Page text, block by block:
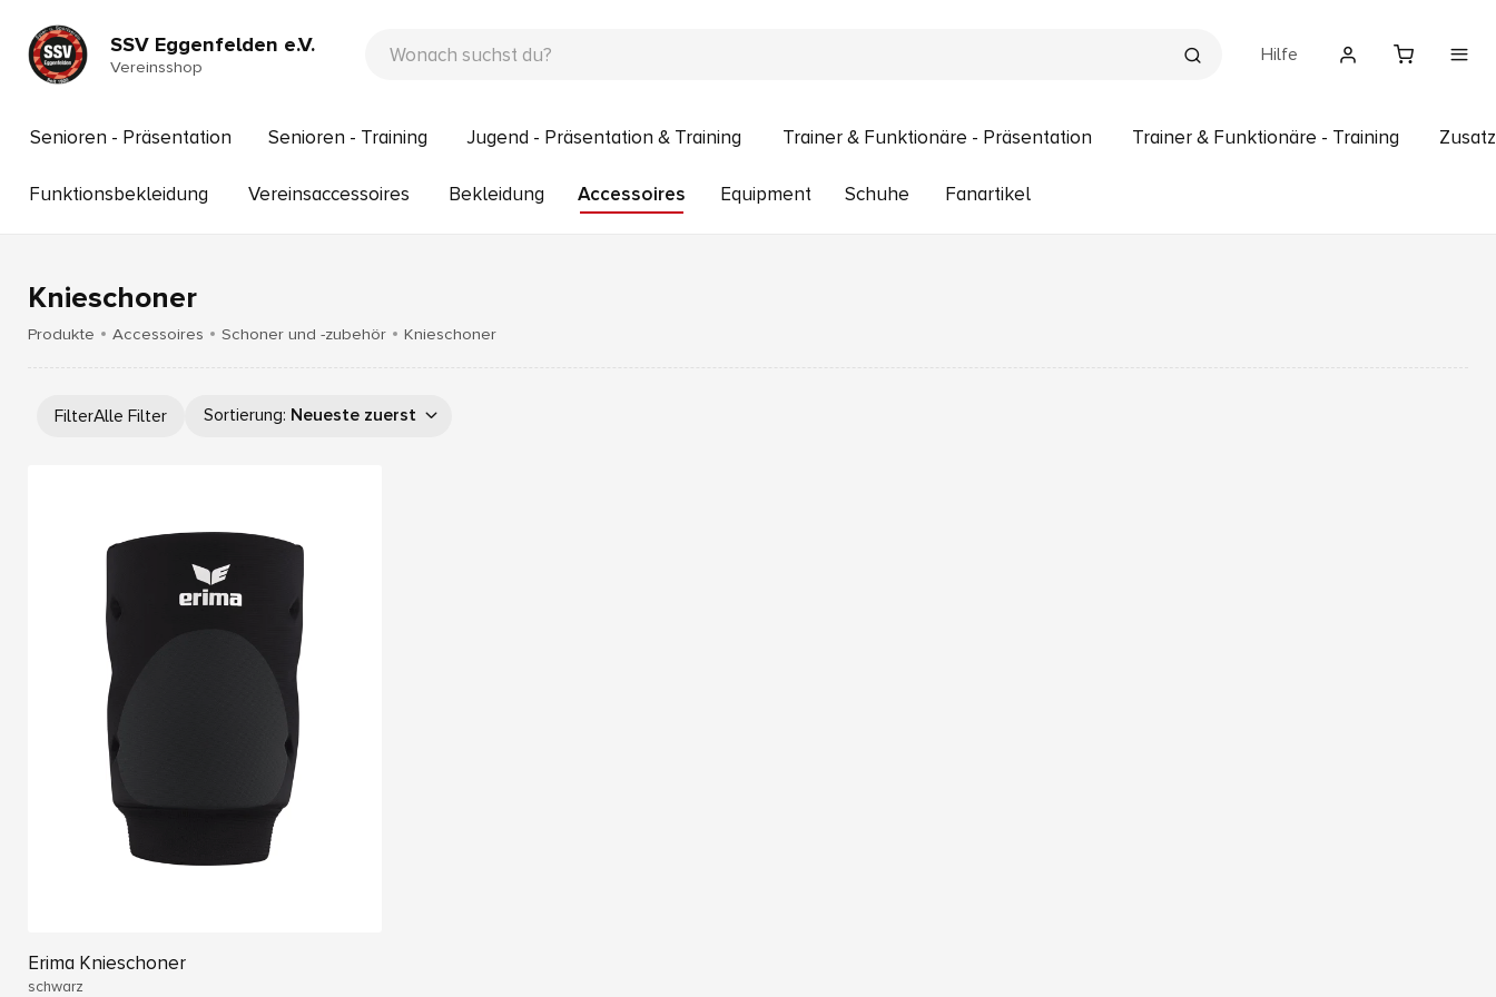
SSV Eggenfelden e.V.
Vereinsshop
Hilfe
Senioren - Präsentation Senioren - Training Jugend - Präsentation & Training Trainer & Funktionäre - Präsentation Trainer & Funktionäre - Training
Funktionsbekleidung Vereinsaccessoires Bekleidung Accessoires Equipment Schuhe Fanartikel
Knieschoner
Produkte Accessoires Schoner und -zubehör Knieschoner
FilterAlle Filter Sortierung: Neueste zuerst
Erima Knieschoner
schwarz